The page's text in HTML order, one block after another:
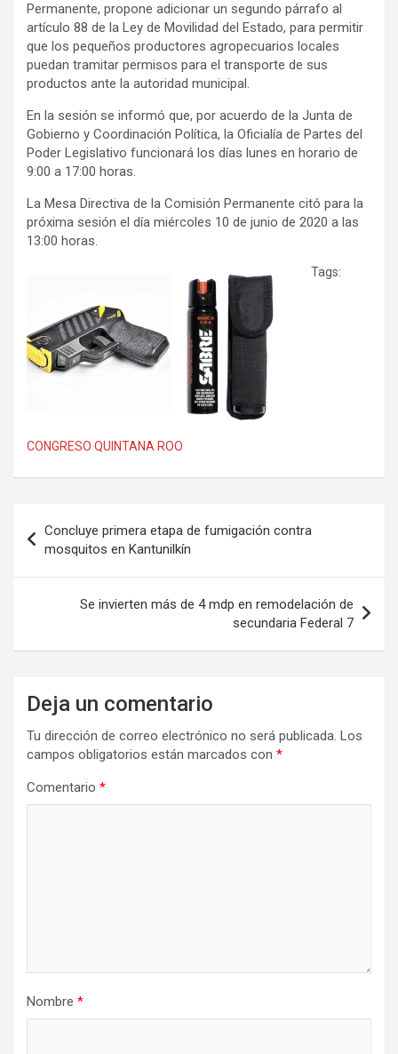
Permanente, propone adicionar un segundo párrafo al
artículo 88 de la Ley de Movilidad del Estado, para permitir
que los pequeños productores agropecuarios locales
puedan tramitar permisos para el transporte de sus
productos ante la autoridad municipal.
En la sesión se informó que, por acuerdo de la Junta de
Gobierno y Coordinación Política, la Oficialía de Partes del
Poder Legislativo funcionará los días lunes en horario de
9:00 a 17:00 horas.
La Mesa Directiva de la Comisión Permanente citó para la
próxima sesión el día miércoles 10 de junio de 2020 a las
13:00 horas.
Tags:
CONGRESO QUINTANA ROO
de
entradas
Concluye primera etapa de fumigación contra
mosquitos en Kantunilkín
Se invierten más de 4 mdp en remodelación de
secundaria Federal 7
Deja un comentario
Tu dirección de correo electrónico no será publicada. Los
campos obligatorios están marcados con *
Comentario *
Nombre *